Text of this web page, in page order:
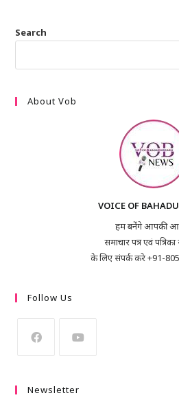
Search
About Vob
VOICE OF
हम बनेंगे आपकी
समाचार पत्र एवं
के लिए संपर्क करे +91-
Follow Us
Newsletter